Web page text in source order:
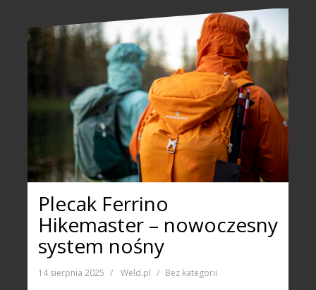
Plecak Ferrino
Hikemaster – nowoczesny
system nośny
14 sierpnia 2025 Weld.pl Bez kategorii